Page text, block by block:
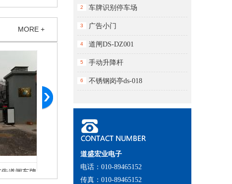
MORE +
北京中玉大街37号院广告道闸车牌识别系统
2 车牌识别停车场
3 广告小门
4 道闸DS-DZ001
5 手动升降杆
6 不锈钢岗亭ds-018
道盛宏业电子
电话：010-89465152
传真：010-89465152